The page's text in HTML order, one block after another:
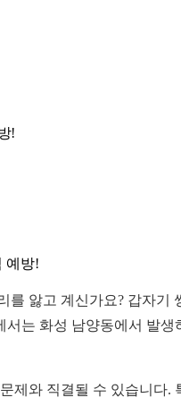
!
예방!
를 앓고 계신가요? 갑자
는 화성 남양동에서 발
제와 직결될 수 있습니다